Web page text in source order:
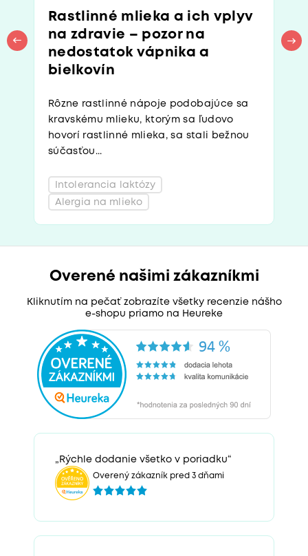
Rastlinné mlieka a ich vplyv
na zdravie – pozor na
nedostatok vápnika a
bielkovín
Rôzne rastlinné nápoje podobajúce sa
kravskému mlieku, ktorým sa ľudovo
hovorí rastlinné mlieka, sa stali bežnou
súčasťou...
Alergia na mlieko
Intolerancia laktózy
Overené našimi zákazníkmi
Kliknutím na pečať zobrazíte všetky recenzie nášho
e-shopu priamo na Heureke
„Rýchle dodanie všetko v poriadku“
Overený zákazník pred 3 dňami